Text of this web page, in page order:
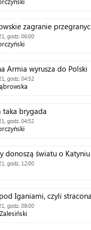
zagranie
godz. 06:00
Armia wyrusza do Polski
godz. 04:52
taka brygada
godz. 04:52
donoszą światu o Katyniu
godz. 12:00
Iganiami, czyli
godz. 08:00